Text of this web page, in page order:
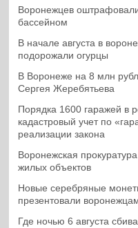
Воронежцев
бассейном
В начале августа в
подорожали огурцы
В Воронеже на 8 млн
Сергея Жеребятьева
Порядка 1600 гаражей в
кадастровый учет по
реализации закона
Воронежская
жилых объектов
Новые серебряные
презентовали
Где ночью 6 августа